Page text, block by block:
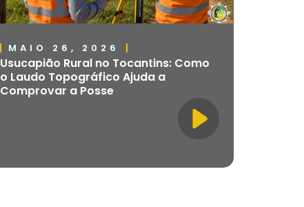
MAIO 26, 2026
Usucapião Rural no Tocantins: Como
o Laudo Topográfico Ajuda a
Comprovar a Posse